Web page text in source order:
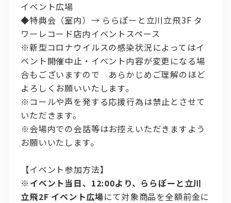
イベント広場
◆特典会（室内）→ ららぽーと立川立飛3F タ
ワーレコード店内イベントスペース
※新型コロナウイルスの感染状況によってはイ
ベント開催中止・イベント内容が変更になる場
合もございますので あらかじめご理解のほど
よろしくお願いいたします。
※コールや声を発する応援行為は禁止とさせて
いただきます。
※会場内での会話等はお控えいただきますよう
お願いいたします。
【イベント参加方法】
※ イベント当日、12:00より、ららぽーと立川
立飛2F イベント広場にて対象商品を全額前金に